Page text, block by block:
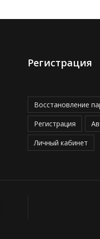
Регистрация
Восстановление
Регистрация
Личный кабинет